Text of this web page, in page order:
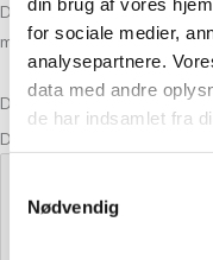
for sociale medier,
analysepartnere.
data med andre
de har indsamlet fra
Nødvendig
Din e-mailadresse vil ikke
med*
Din bedømmelse
Din anmeldelse